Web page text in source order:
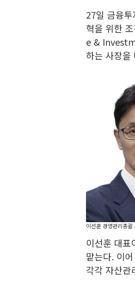
27일 금융
혁을 위한
e &
하는 사장을
이선훈 경영관리총
이선훈 대표
맡는다. 이
각각 자산관